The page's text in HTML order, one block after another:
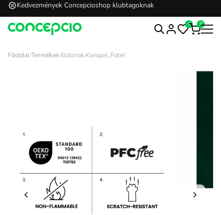
Kedvezmények Concepcioshop klubtagoknak
0 0
Főoldal›Termékek›Bútorok›Kanapé, Fotel